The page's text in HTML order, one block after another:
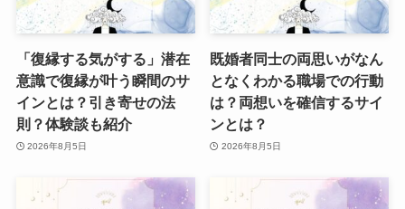
「復縁する気がする」潜在
意識で復縁が叶う瞬間のサ
インとは？引き寄せの法
則？体験談も紹介
2026年8月5日
既婚者同士の両思いがなん
となくわかる職場での行動
は？両想いを確信するサイ
ンとは？
2026年8月5日